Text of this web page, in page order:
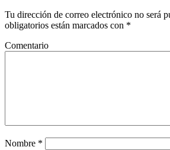
los
lectores
Tu dirección de correo electrónico no será
obligatorios están marcados con *
Comentario
Nombre *